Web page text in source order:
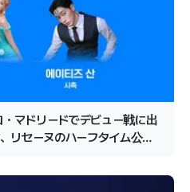
マドリードでデビュー戦に出
リセーヌのハーフタイム公演